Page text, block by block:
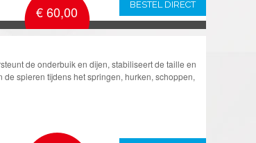
€ 60,00 BESTEL DIRECT
de onderbuik en dijen, stabiliseert de taille en
spieren tijdens het springen, hurken, schoppen,